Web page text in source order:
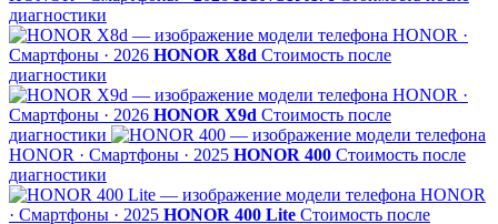
диагностики
HONOR ·
Смартфоны · 2026 HONOR X8d Стоимость после
диагностики
HONOR ·
Смартфоны · 2026 HONOR X9d Стоимость после
диагностики
HONOR · Смартфоны · 2025 HONOR 400 Стоимость после
диагностики
HONOR
· Смартфоны · 2025 HONOR 400 Lite Стоимость после